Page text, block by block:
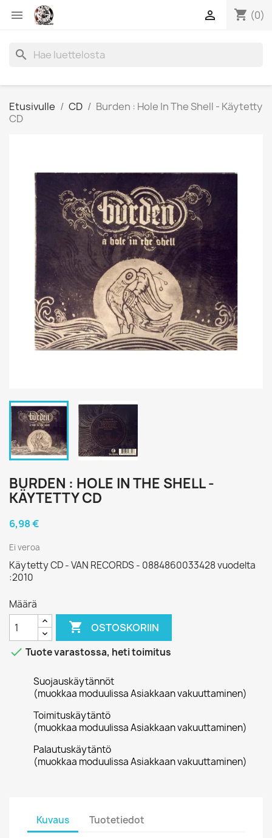
 shopping_cart (0)

search
Etusivulle CD
Burden : Hole In The Shell - Käytetty
CD
BURDEN : HOLE IN THE SHELL -
KÄYTETTY CD
6,98 €
Ei veroa
Käytetty CD - VAN RECORDS - 0884860033428 vuodelta
:2010
Määrä
 OSTOSKORIIN
 Tuote varastossa, heti toimitus
Suojauskäytännöt
(muokkaa moduulissa Asiakkaan vakuuttaminen)
Toimituskäytäntö
(muokkaa moduulissa Asiakkaan vakuuttaminen)
Palautuskäytäntö
(muokkaa moduulissa Asiakkaan vakuuttaminen)
Kuvaus Tuotetiedot